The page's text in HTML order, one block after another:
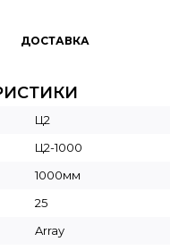
ДОСТАВКА
Ц2
Ц2-1000
1000мм
25
Array